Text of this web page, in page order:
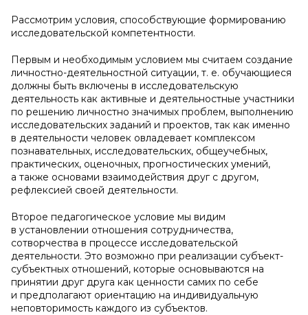
Рассмотрим условия, способствующие формированию
исследовательской компетентности.
Первым и необходимым условием мы считаем создание
личностно-деятельностной ситуации, т. е. обучающиеся
должны быть включены в исследовательскую
деятельность как активные и деятельностные участники
по решению личностно значимых проблем, выполнению
исследовательских заданий и проектов, так как именно
в деятельности человек овладевает комплексом
познавательных, исследовательских, общеучебных,
практических, оценочных, прогностических умений,
а также основами взаимодействия друг с другом,
рефлексией своей деятельности.
Второе педагогическое условие мы видим
в установлении отношения сотрудничества,
сотворчества в процессе исследовательской
деятельности. Это возможно при реализации субъект-
субъектных отношений, которые основываются на
принятии друг друга как ценности самих по себе
и предполагают ориентацию на индивидуальную
неповторимость каждого из субъектов.